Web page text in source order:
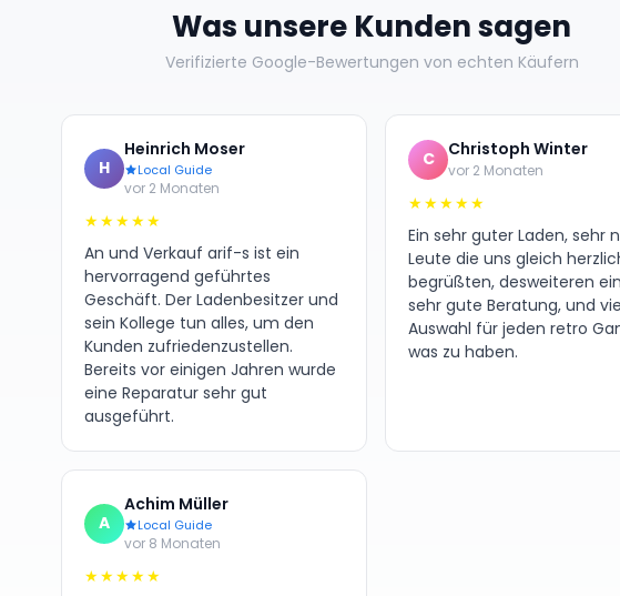
Was unsere Kunden sagen
Verifizierte Google-Bewertungen von echten Käufern
H
Heinrich Moser
Local Guide
vor 2 Monaten
★★★★★
An und Verkauf arif-s ist ein
hervorragend geführtes
Geschäft. Der Ladenbesitzer und
sein Kollege tun alles, um den
Kunden zufriedenzustellen.
Bereits vor einigen Jahren wurde
eine Reparatur sehr gut
ausgeführt.
C Christoph Winter
vor 2 Monaten
★★★★★
Ein sehr guter Laden, sehr
Leute die uns gleich
begrüßten, desweiteren
sehr gute Beratung, und
Auswahl für jeden retro
was zu haben.
A
Achim Müller
Local Guide
vor 8 Monaten
★★★★★